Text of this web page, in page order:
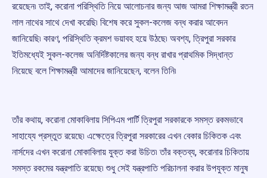
রয়েছেন৷ তাই, করোনা পরিস্থিতি নিয়ে আলোচনার জন্য আজ আমরা শিক্ষামন্ত্রী রতন
লাল নাথের সাথে দেখা করেছি৷ বিশেষ করে সুকল-কলেজ বন্ধ করার আবেদন
জানিয়েছি৷ কারণ, পরিস্থিতি ক্রমশ ভয়াবহ হয়ে উঠছে৷ অবশ্য, ত্রিপুরা সরকার
ইতিমধ্যেই সুকল-কলেজ অনির্দিষ্টকালের জন্য বন্ধ রাখার প্রাথমিক সিদ্ধান্ত
নিয়েছে বলে শিক্ষামন্ত্রী আমাদের জানিয়েছেন, বলেন তিনি৷
তাঁর কথায়, করোনা মোকাবিলায় সিপিএম পার্টি ত্রিপুরা সরকারকে সমস্ত রকমভাবে
সাহায্যে প্রস্তুত রয়েছে৷ এক্ষেত্রে ত্রিপুরা সরকারের এখন বেকার চিকিতক এবং
নার্সদের এখন করোনা মোকাবিলায় যুক্ত করা উচিত৷ তাঁর বক্তব্য, করোনার চিকিতায়
সমস্ত রকমের যন্ত্রপাতি রয়েছে৷ শুধু সেই যন্ত্রপাতি পরিচালনা করার উপযুক্ত মানুষ